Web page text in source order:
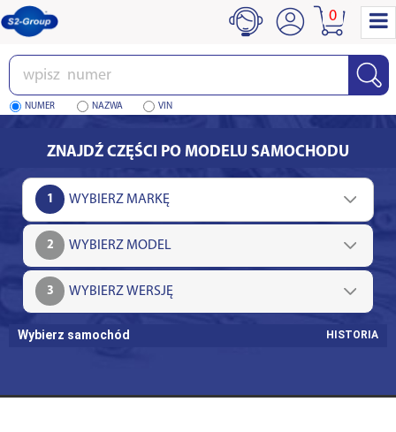
Wpisz
numer
NUMER NAZWA VIN
0
ZNAJDŹ CZĘŚCI PO MODELU SAMOCHODU
1
2
3
Wybierz samochód HISTORIA